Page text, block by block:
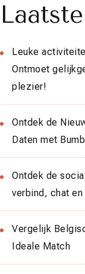
Leuke
Ontmoet
plezier!
Ontdek de
Daten met
Ontdek de
verbind, chat
Vergelijk
Ideale Match